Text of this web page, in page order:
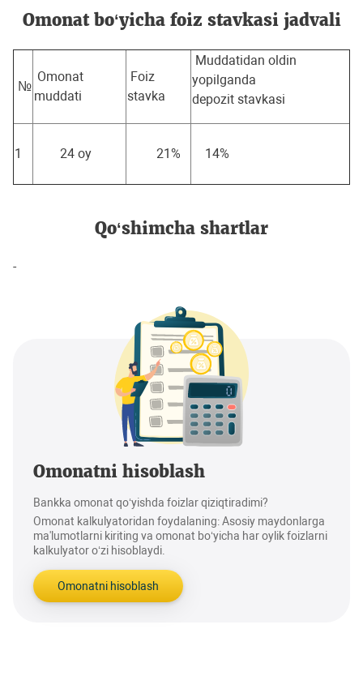
Omonat bo‘yicha foiz stavkasi jadvali
№
Omonat
muddati
Foiz
stavka
Muddatidan oldin
yopilganda
depozit stavkasi
1 24 oy 21% 14%
Qo‘shimcha shartlar
-
Omonatni hisoblash
Bankka omonat qo‘yishda foizlar qiziqtiradimi?
Omonat kalkulyatoridan foydalaning: Asosiy maydonlarga
ma'lumotlarni kiriting va omonat bo‘yicha har oylik foizlarni
kalkulyator o‘zi hisoblaydi.
Omonatni hisoblash